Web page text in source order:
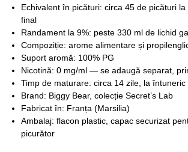
Echivalent în picături: circa 45 de picături la
final
Randament la 9%: peste 330 ml de lichid
Compoziție: arome alimentare și
Suport aromă: 100% PG
Nicotină: 0 mg/ml — se adaugă separat,
Timp de maturare: circa 14 zile, la întuneric
Brand: Biggy Bear, colecție Secret’s Lab
Fabricat în: Franța (Marsilia)
Ambalaj: flacon plastic, capac securizat
picurător